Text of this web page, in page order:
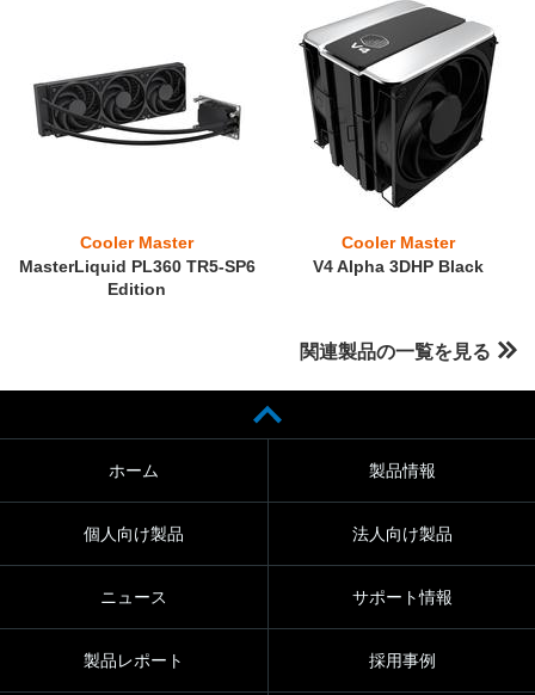
Cooler Master
MasterLiquid PL360 TR5-SP6
Edition
Cooler Master
V4 Alpha 3DHP Black
関連製品の一覧を見る
ホーム 製品情報
個人向け製品 法人向け製品
ニュース サポート情報
製品レポート 採用事例